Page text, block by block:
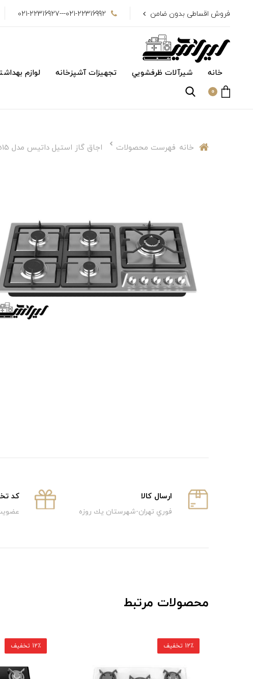
فروش اقساطی بدون ضامن 021-22316992---021-22316927
خانه شیرآلات ظرفشويي تجهیزات آشپزخانه لوازم
0
خانه فهرست محصولات اجاق گاز استیل داتیس مدل DS-515
ارسال كالا
فوري تهران-شهرستان يك روزه
كد
محصولات مرتبط
12٪ تخفیف 12٪ تخفیف